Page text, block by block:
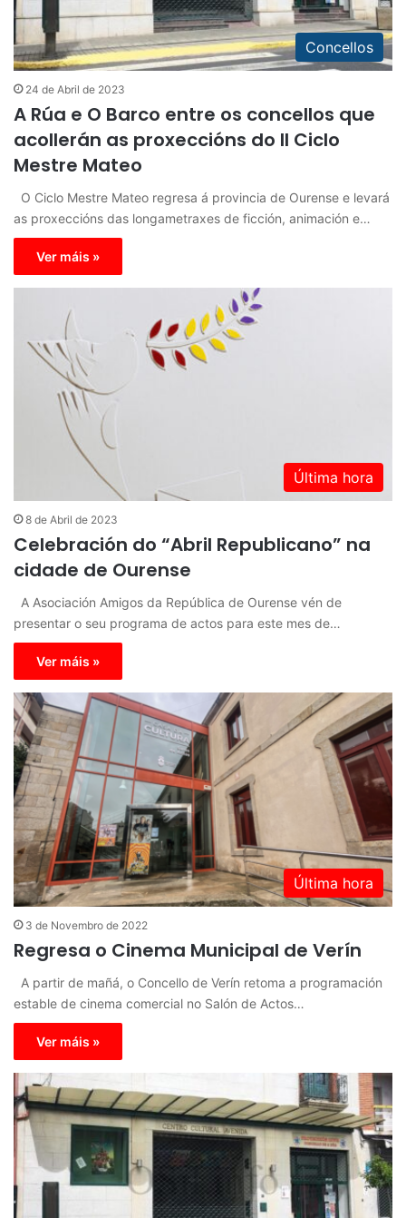
Concellos
24 de Abril de 2023
A Rúa e O Barco entre os concellos que
acollerán as proxeccións do II Ciclo
Mestre Mateo
O Ciclo Mestre Mateo regresa á provincia de Ourense e levará
as proxeccións das longametraxes de ficción, animación e…
Ver máis »
Última hora
8 de Abril de 2023
Celebración do “Abril Republicano” na
cidade de Ourense
A Asociación Amigos da República de Ourense vén de
presentar o seu programa de actos para este mes de…
Ver máis »
Última hora
3 de Novembro de 2022
Regresa o Cinema Municipal de Verín
A partir de mañá, o Concello de Verín retoma a programación
estable de cinema comercial no Salón de Actos…
Ver máis »